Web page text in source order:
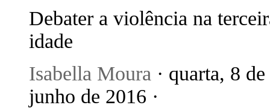
Debater a violência na
idade
Isabella Moura · quarta, 8 de
junho de 2016 ·